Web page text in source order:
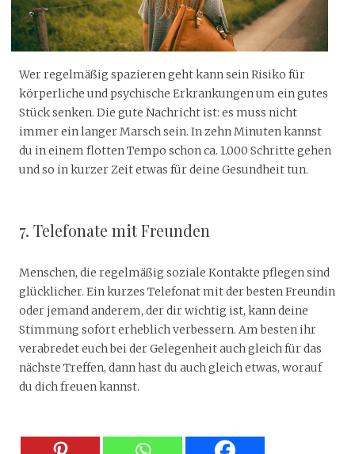
Wer regelmäßig spazieren geht kann sein Risiko für
körperliche und psychische Erkrankungen um ein gutes
Stück senken. Die gute Nachricht ist: es muss nicht
immer ein langer Marsch sein. In zehn Minuten kannst
du in einem flotten Tempo schon ca. 1.000 Schritte gehen
und so in kurzer Zeit etwas für deine Gesundheit tun.
7. Telefonate mit Freunden
Menschen, die regelmäßig soziale Kontakte pflegen sind
glücklicher. Ein kurzes Telefonat mit der besten Freundin
oder jemand anderem, der dir wichtig ist, kann deine
Stimmung sofort erheblich verbessern. Am besten ihr
verabredet euch bei der Gelegenheit auch gleich für das
nächste Treffen, dann hast du auch gleich etwas, worauf
du dich freuen kannst.